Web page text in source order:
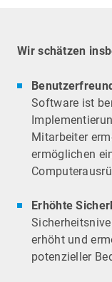
Wir schätzen
Software ist
Mitarbeiter
ermöglichen
Erhöhte
erhöht und
potenzieller